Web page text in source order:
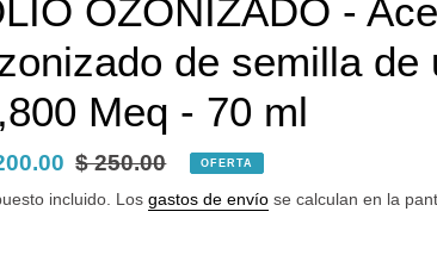
OZONIZADO -
de semilla de
Meq - 70 ml
Precio
habitual
$ 250.00 OFERTA
incluido. Los gastos de envío se calculan en la